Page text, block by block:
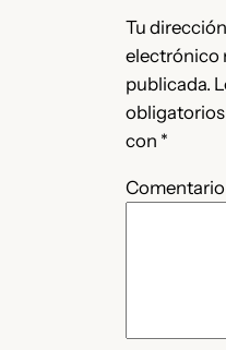
Tu
electrónico
publicada.
con *
Comentario